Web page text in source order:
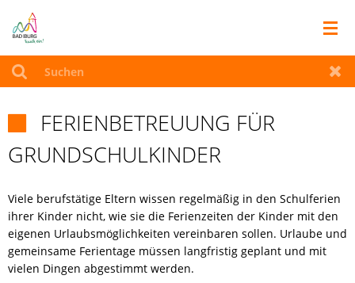
RATHAUS
LEBEN IN BAD IBURG
TOURISMUS
WIRTSCHAFT
AKTUELLES
FERIENBETREUUNG FÜR
GRUNDSCHULKINDER
Viele berufstätige Eltern wissen regelmäßig in den Schulferien
ihrer Kinder nicht, wie sie die Ferienzeiten der Kinder mit den
eigenen Urlaubsmöglichkeiten vereinbaren sollen. Urlaube und
gemeinsame Ferientage müssen langfristig geplant und mit
vielen Dingen abgestimmt werden.